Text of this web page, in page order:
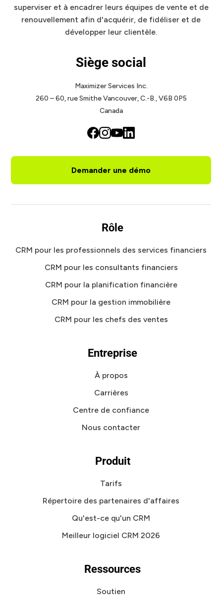
superviser et à encadrer leurs équipes de vente et de
renouvellement afin d'acquérir, de fidéliser et de
développer leur clientèle.
Siège social
Maximizer Services Inc.
260 – 60, rue SmitheVancouver, C.-B., V6B 0P5
Canada
Demander une démo
Rôle
CRM pour les professionnels des services financiers
CRM pour les consultants financiers
CRM pour la planification financière
CRM pour la gestion immobilière
CRM pour les chefs des ventes
Entreprise
À propos
Carrières
Centre de confiance
Nous contacter
Produit
Tarifs
Répertoire des partenaires d'affaires
Qu'est-ce qu'un CRM
Meilleur logiciel CRM 2026
Ressources
Soutien